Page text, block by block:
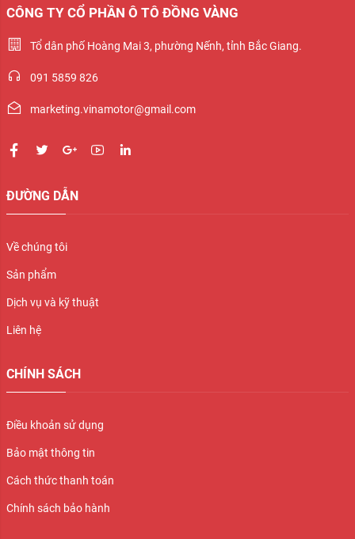
CÔNG TY CỔ PHẦN Ô TÔ ĐỒNG VÀNG
Tổ dân phố Hoàng Mai 3, phường Nếnh, tỉnh Bắc Giang.
091 5859 826
marketing.vinamotor@gmail.com
ĐƯỜNG DẪN
Về chúng tôi
Sản phẩm
Dịch vụ và kỹ thuật
Liên hệ
CHÍNH SÁCH
Điều khoản sử dụng
Bảo mật thông tin
Cách thức thanh toán
Chính sách bảo hành